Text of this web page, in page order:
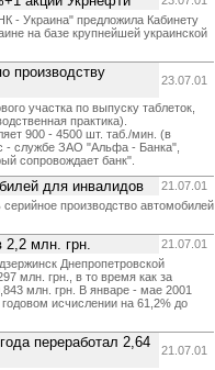
- Украина" предложила Кабинету
на базе крупнейшей украинской
производству
23.07.01
участка по выпуску таблеток,
практика).
900 - 4500 шт. таб./мин. (в
- службе ЗАО "Альфа - Банка",
сопровождает банк".
для инвалидов
21.07.01
производство автомобилей
2,2 млн. грн.
21.07.01
Днепропетровской
млн. грн., в то время как за
млн. грн. В январе - мае 2001
исчислении на 61,2% до
переработал 2,64
21.07.01